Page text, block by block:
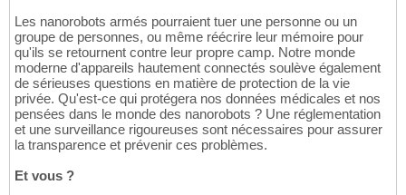
Les nanorobots armés pourraient tuer une personne ou un
groupe de personnes, ou même réécrire leur mémoire pour
qu'ils se retournent contre leur propre camp. Notre monde
moderne d'appareils hautement connectés soulève également
de sérieuses questions en matière de protection de la vie
privée. Qu'est-ce qui protégera nos données médicales et nos
pensées dans le monde des nanorobots ? Une réglementation
et une surveillance rigoureuses sont nécessaires pour assurer
la transparence et prévenir ces problèmes.
Et vous ?